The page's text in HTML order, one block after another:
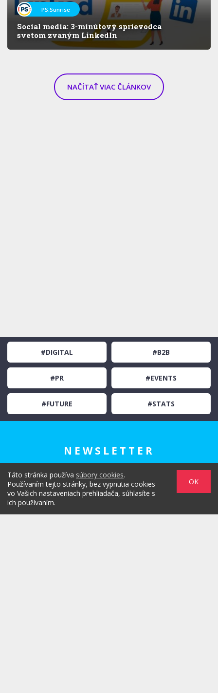
Táto stránka používa súbory cookies.
Používaním tejto stránky, bez vypnutia cookies
vo Vašich nastaveniach prehliadača, súhlasíte s
ich používaním.
OK
PS:Sunrise
Social media: 3-minútový sprievodca
svetom zvaným LinkedIn
NAČÍTAŤ VIAC ČLÁNKOV
#DIGITAL #B2B
#PR #EVENTS
#FUTURE #STATS
NEWSLETTER